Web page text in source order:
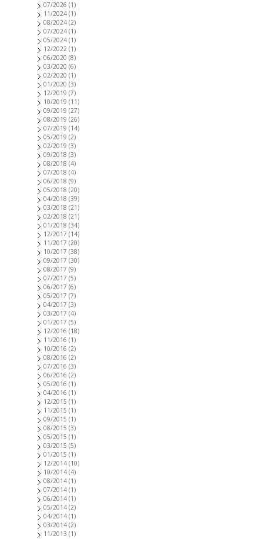
07/2026 (1)
11/2024 (1)
08/2024 (2)
07/2024 (1)
05/2024 (1)
12/2022 (1)
06/2020 (8)
03/2020 (6)
02/2020 (1)
01/2020 (3)
12/2019 (7)
10/2019 (11)
09/2019 (27)
08/2019 (26)
07/2019 (14)
05/2019 (2)
02/2019 (3)
09/2018 (3)
08/2018 (4)
07/2018 (4)
06/2018 (9)
05/2018 (20)
04/2018 (39)
03/2018 (21)
02/2018 (21)
01/2018 (34)
12/2017 (14)
11/2017 (20)
10/2017 (38)
09/2017 (30)
08/2017 (9)
07/2017 (5)
06/2017 (6)
05/2017 (7)
04/2017 (3)
03/2017 (4)
01/2017 (5)
12/2016 (18)
11/2016 (1)
10/2016 (2)
08/2016 (2)
07/2016 (3)
06/2016 (2)
05/2016 (1)
04/2016 (1)
12/2015 (1)
11/2015 (1)
09/2015 (1)
08/2015 (3)
05/2015 (1)
03/2015 (5)
01/2015 (1)
12/2014 (10)
10/2014 (4)
08/2014 (1)
07/2014 (1)
06/2014 (1)
05/2014 (2)
04/2014 (1)
03/2014 (2)
11/2013 (1)